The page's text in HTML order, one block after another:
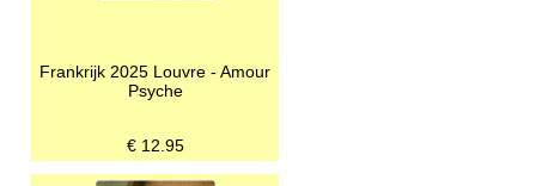
Frankrijk 2025 Louvre - Amour
Psyche
€ 12.95